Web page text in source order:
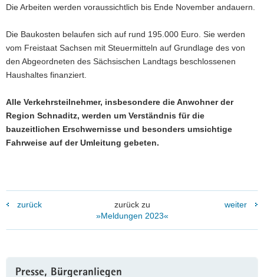
Die Arbeiten werden voraussichtlich bis Ende November andauern.
Die Baukosten belaufen sich auf rund 195.000 Euro. Sie werden
vom Freistaat Sachsen mit Steuermitteln auf Grundlage des von
den Abgeordneten des Sächsischen Landtags beschlossenen
Haushaltes finanziert.
Alle Verkehrsteilnehmer, insbesondere die Anwohner der
Region Schnaditz, werden um Verständnis für die
bauzeitlichen Erschwernisse und besonders umsichtige
Fahrweise auf der Umleitung gebeten.
zurück
zurück zu
»Meldungen 2023«
weiter
Presse, Bürgeranliegen